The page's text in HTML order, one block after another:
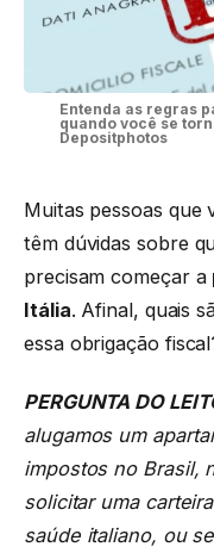
Entenda as regras
quando você se
Depositphotos
Muitas pessoas que
têm dúvidas sobre
precisam começar a
Itália. Afinal, quais
essa obrigação
PERGUNTA DO
alugamos um
impostos no Brasil,
solicitar uma
saúde italiano, ou